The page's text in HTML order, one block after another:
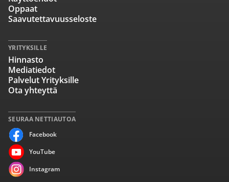
SEURAA NETTIAUTOA
Facebook
YouTube
Instagram
Oppaat
Saavutettavuusseloste
YRITYKSILLE
Hinnasto
Mediatiedot
Palvelut Yrityksille
Ota yhteyttä